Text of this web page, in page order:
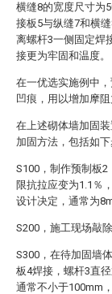
横缝8的宽度尺寸为
接板5与纵缝7和横
离螺杆3一侧固定焊
接更为牢固和温度。
在一优选实施例中
凹痕，用以增加摩阻
在上述砌体墙加固
加固方法，包括如下
S100，制作预制板2
限抗拉应变为1.1％
设计决定，通常为
S200，施工现场敲
S300，在待加固墙
板4焊接，螺杆3直
通常不小于100mm